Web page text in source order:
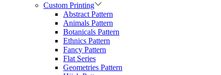
Custom Printing
Abstract Pattern
Animals Pattern
Botanicals Pattern
Ethnics Pattern
Fancy Pattern
Flat Series
Geometries Pattern